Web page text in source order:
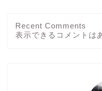
Recent Comments
表示できるコメントは